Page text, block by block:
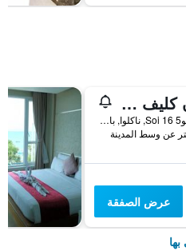
جاردن كليف ريزورت آند سبا
220/21 مو5 Soi 16, ناكلوا, بانغلامونغ, باتايا, تايلاند
عرض الصفقة